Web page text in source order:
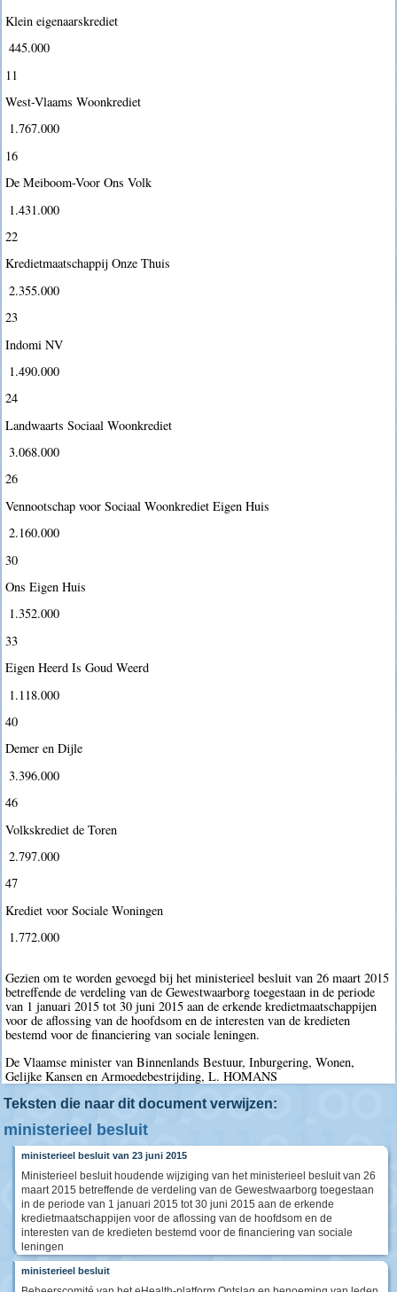
Klein eigenaarskrediet
 445.000
11
West-Vlaams Woonkrediet
 1.767.000
16
De Meiboom-Voor Ons Volk
 1.431.000
22
Kredietmaatschappij Onze Thuis
 2.355.000
23
Indomi NV
 1.490.000
24
Landwaarts Sociaal Woonkrediet
 3.068.000
26
Vennootschap voor Sociaal Woonkrediet Eigen Huis
 2.160.000
30
Ons Eigen Huis
 1.352.000
33
Eigen Heerd Is Goud Weerd
 1.118.000
40
Demer en Dijle
 3.396.000
46
Volkskrediet de Toren
 2.797.000
47
Krediet voor Sociale Woningen
 1.772.000
Gezien om te worden gevoegd bij het ministerieel besluit van 26 maart 2015
betreffende de verdeling van de Gewestwaarborg toegestaan in de periode
van 1 januari 2015 tot 30 juni 2015 aan de erkende kredietmaatschappijen
voor de aflossing van de hoofdsom en de interesten van de kredieten
bestemd voor de financiering van sociale leningen.
De Vlaamse minister van Binnenlands Bestuur, Inburgering, Wonen,
Gelijke Kansen en Armoedebestrijding, L. HOMANS
Teksten die naar dit document verwijzen:
ministerieel besluit
ministerieel besluit van 23 juni 2015
Ministerieel besluit houdende wijziging van het ministerieel besluit van 26
maart 2015 betreffende de verdeling van de Gewestwaarborg toegestaan
in de periode van 1 januari 2015 tot 30 juni 2015 aan de erkende
kredietmaatschappijen voor de aflossing van de hoofdsom en de
interesten van de kredieten bestemd voor de financiering van sociale
leningen
ministerieel besluit